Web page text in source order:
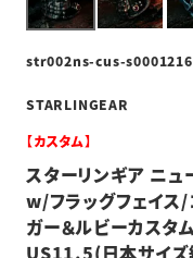
str002ns-cus-
STARLINGEAR
【カスタム】
スターリンギア ニュ
w/フラッグフェイス
ガー＆ルビーカス
US11.5(日本サイズ